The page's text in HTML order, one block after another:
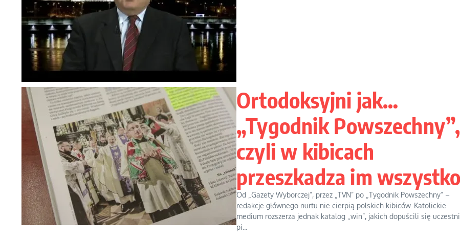
Ortodoksyjni jak…
„Tygodnik Powszechny”,
czyli w kibicach
przeszkadza im wszystko
Od „Gazety Wyborczej”, przez „TVN” po „Tygodnik Powszechny” –
redakcje głównego nurtu nie cierpią polskich kibiców. Katolickie
medium rozszerza jednak katalog „win”, jakich dopuścili się
pi...